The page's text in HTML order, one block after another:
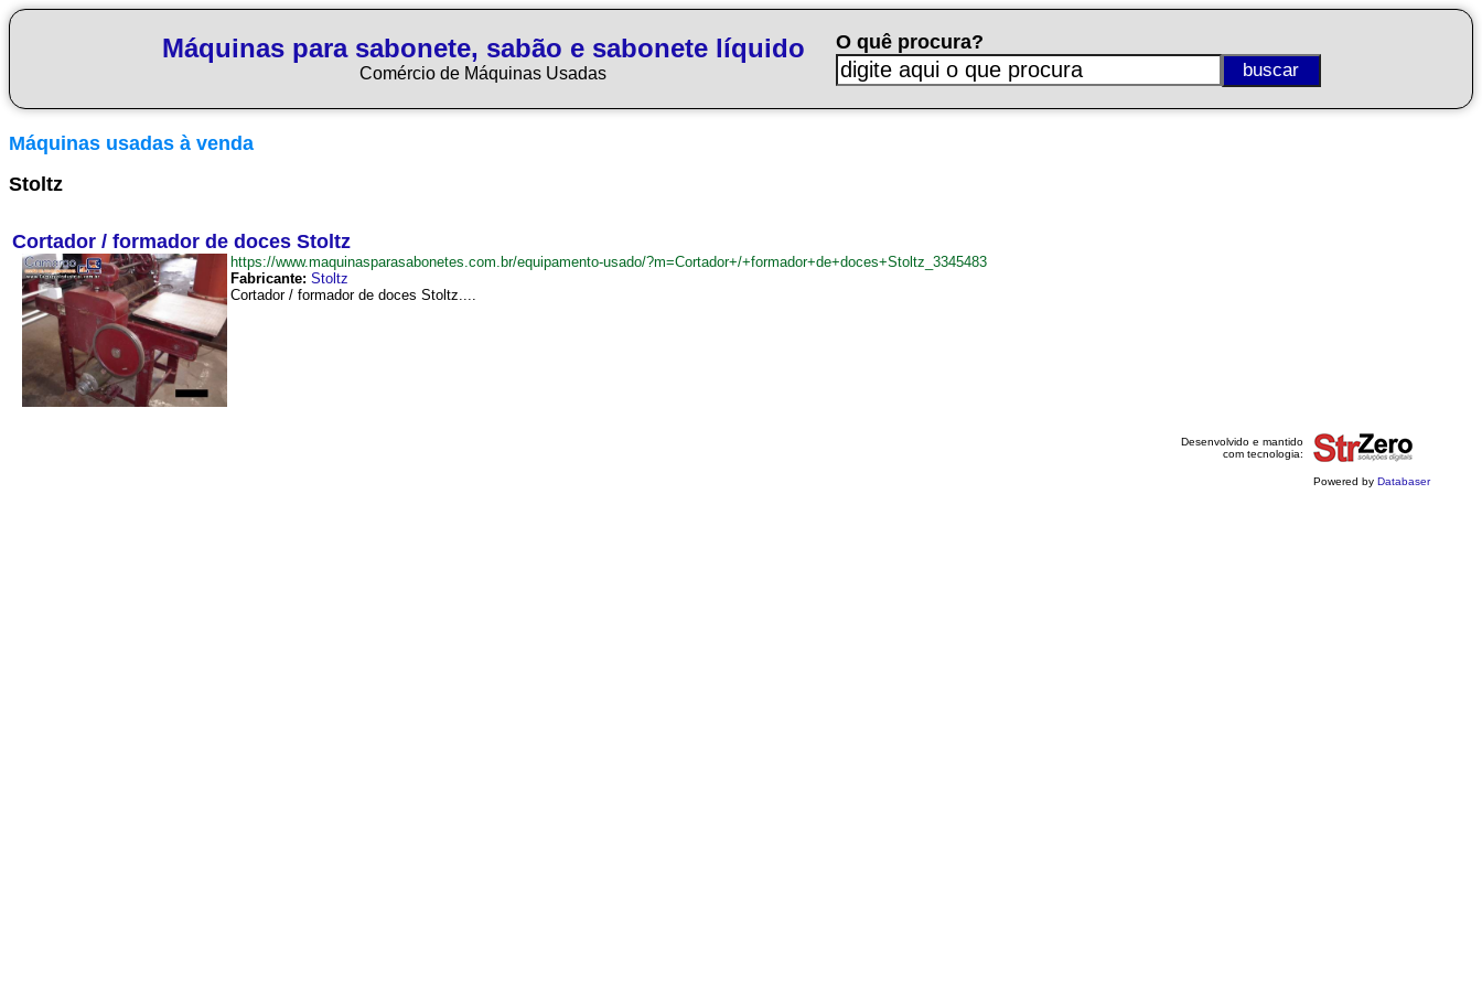
Máquinas para sabonete, sabão e sabonete líquido
Comércio de Máquinas Usadas
O quê procura?
Máquinas usadas à venda
Stoltz
Cortador / formador de doces Stoltz
https://www.maquinasparasabonetes.com.br/equipamento-usado/?m=Cortador+/+formador+de+doces+Stoltz_3345483
Fabricante: Stoltz
Cortador / formador de doces Stoltz....
Desenvolvido e mantido
com tecnologia:
Powered by Databaser